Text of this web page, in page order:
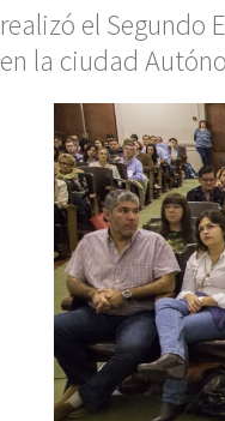
realizó el Segundo
en la ciudad